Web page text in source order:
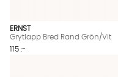
ERNST
Grytlapp Bred Rand Grön/Vit
115 :-